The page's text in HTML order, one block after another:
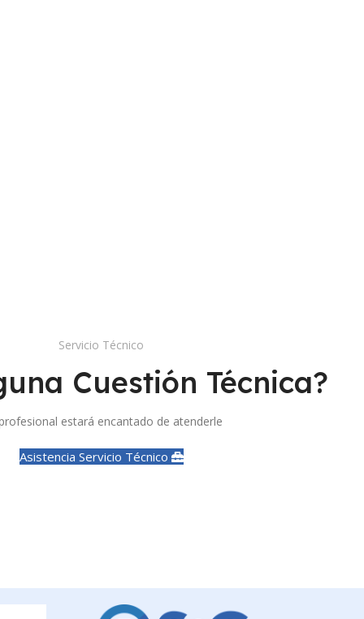
Servicio Técnico
Cuestión Técnica?
estará encantado de atenderle
Asistencia Servicio Técnico